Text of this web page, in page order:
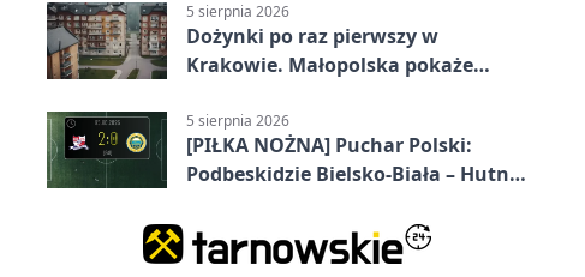
5 sierpnia 2026
Dożynki po raz pierwszy w
Krakowie. Małopolska pokaże
5 sierpnia 2026
[PIŁKA NOŻNA] Puchar Polski:
Podbeskidzie Bielsko-Biała – Hutnik
w Dankowicach